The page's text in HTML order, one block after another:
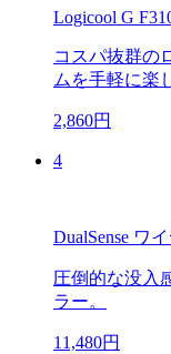
Logicool G
コスパ抜群の
ムを手軽に楽
2,860円
4
DualSense ワ
圧倒的な没入
ラー。
11,480円